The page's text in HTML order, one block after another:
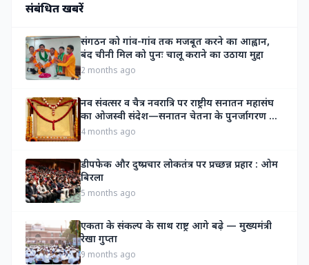
संबंधित खबरें
संगठन को गांव-गांव तक मजबूत करने का आह्वान,
बंद चीनी मिल को पुनः चालू कराने का उठाया मुद्दा
2 months ago
नव संवत्सर व चैत्र नवरात्रि पर राष्ट्रीय सनातन महासंघ
का ओजस्वी संदेश—सनातन चेतना के पुनर्जागरण का
दिव्य आह्वान
4 months ago
डीपफेक और दुष्प्रचार लोकतंत्र पर प्रच्छन्न प्रहार : ओम
बिरला
5 months ago
एकता के संकल्प के साथ राष्ट्र आगे बढ़े — मुख्यमंत्री
रेखा गुप्ता
9 months ago